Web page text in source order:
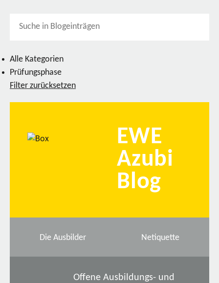
Alle Kategorien
Prüfungsphase
Filter zurücksetzen
EWE
Azubi
Blog
Die Ausbilder Netiquette
Offene Ausbildungs- und